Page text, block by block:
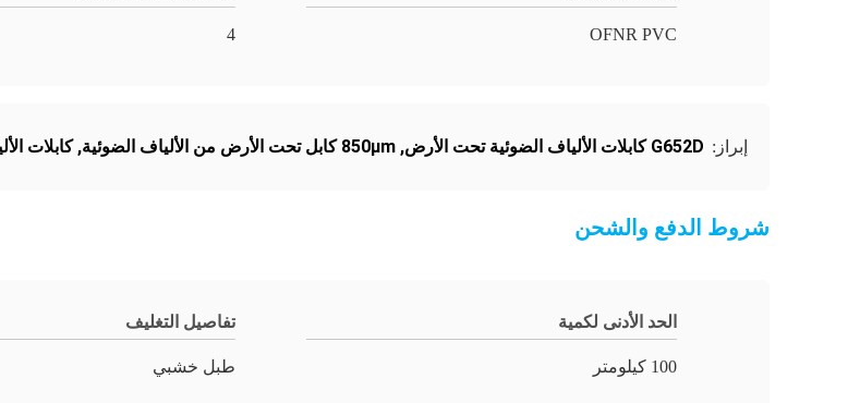
OFNR PVC
4
إبراز: G652D كابلات الألياف الضوئية تحت الأرض , 850μm كابل تحت الأرض من الألياف الضوئية ,كابلات
شروط الدفع والشحن
الحد الأدنى لكمية
100 كيلومتر
تفاصيل التغليف
طبل خشبي